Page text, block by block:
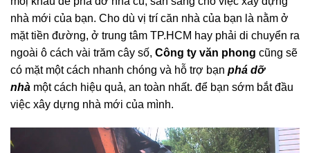
nhà mới của bạn. Cho dù vị trí căn nhà của bạn là nằm ở
mặt tiền đường, ở trung tâm TP.HCM hay phải di chuyển ra
ngoài ô cách vài trăm cây số, Công ty văn phong cũng sẽ
có mặt một cách nhanh chóng và hỗ trợ bạn phá dỡ
nhà một cách hiệu quả, an toàn nhất. để bạn sớm bắt đầu
việc xây dựng nhà mới của mình.